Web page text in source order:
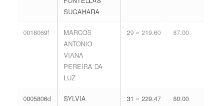
SUGAHARA
0018069f
MARCOS
ANTONIO
VIANA
PEREIRA DA
LUZ
29 = 219.60 87.00
0005806d
SYLVIA
31 = 229.47 80.00